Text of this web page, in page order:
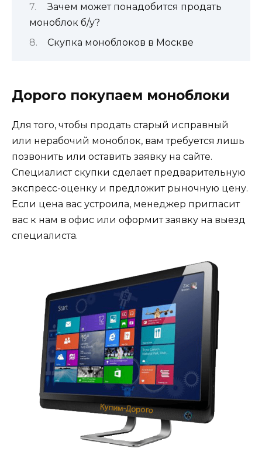
Зачем может понадобится продать
моноблок б/у?
Скупка моноблоков в Москве
Дорого покупаем моноблоки
Для того, чтобы продать старый исправный
или нерабочий моноблок, вам требуется лишь
позвонить или оставить заявку на сайте.
Специалист скупки сделает предварительную
экспресс-оценку и предложит рыночную цену.
Если цена вас устроила, менеджер пригласит
вас к нам в офис или оформит заявку на выезд
специалиста.